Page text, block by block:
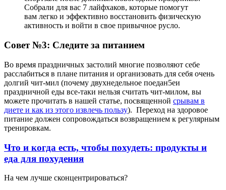
Совет №3: Следите за питанием
Во время праздничных застолий многие позволяют себе
расслабиться в плане питания и организовать для себя очень
долгий чит-мил (почему двухнедельное поедан5еи
праздничной еды все-таки нельзя считать чит-милом, вы
можете прочитать в нашей статье, посвященной срывам в
диете и как из этого извлечь пользу). Переход на здоровое
питание должен сопровождаться возвращением к регулярным
тренировкам.
Что и когда есть, чтобы похудеть: продукты и
еда для похудения
На чем лучше сконцентрироваться?